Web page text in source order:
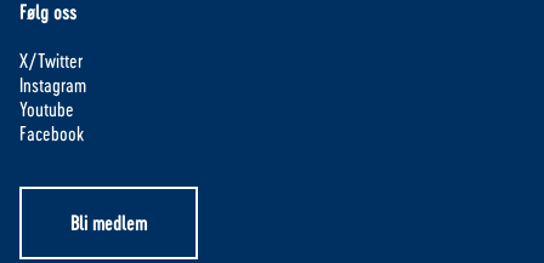
Følg oss
X/Twitter
Instagram
Youtube
Facebook
Bli medlem